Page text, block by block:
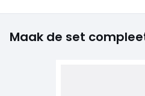
Maak de set